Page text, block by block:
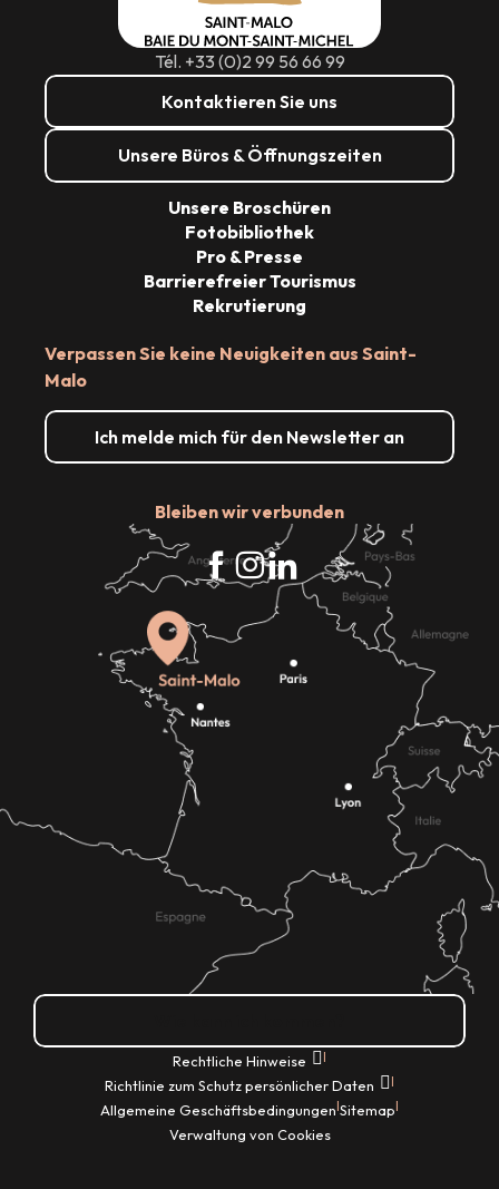
Tél. +33 (0)2 99 56 66 99
Kontaktieren Sie uns
Unsere Büros & Öffnungszeiten
Verpassen Sie keine Neuigkeiten aus Saint-
Malo
Ich melde mich für den Newsletter an
Bleiben wir verbunden
Unsere Broschüren
Fotobibliothek
Pro & Presse
Barrierefreier Tourismus
Rekrutierung
Rechtliche Hinweise |
Richtlinie zum Schutz persönlicher Daten |
Allgemeine Geschäftsbedingungen|Sitemap|
Verwaltung von Cookies